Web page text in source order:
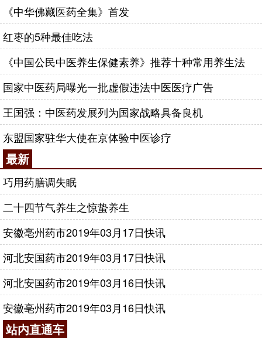
《中华佛藏医药全集》首发
红枣的5种最佳吃法
《中国公民中医养生保健素养》推荐十种常用养生法
国家中医药局曝光一批虚假违法中医医疗广告
王国强：中医药发展列为国家战略具备良机
东盟国家驻华大使在京体验中医诊疗
最新
巧用药膳调失眠
二十四节气养生之惊蛰养生
安徽亳州药市2019年03月17日快讯
河北安国药市2019年03月17日快讯
河北安国药市2019年03月16日快讯
安徽亳州药市2019年03月16日快讯
站内直通车